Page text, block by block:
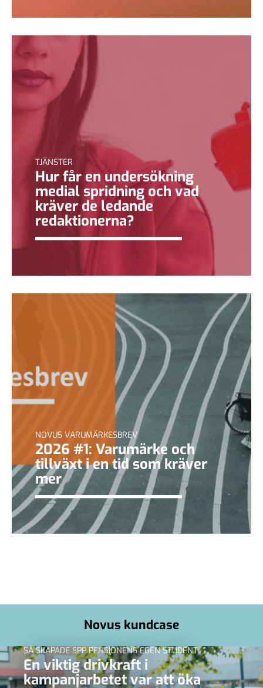
TJÄNSTER
Hur får en undersökning
medial spridning och vad
kräver de ledande
redaktionerna?
NOVUS VARUMÄRKESBREV
2026 #1: Varumärke och
tillväxt i en tid som kräver
mer
Novus kundcase
SÅ SKAPADE SPP PENSIONENS EGEN STUDENT
En viktig drivkraft i
kampanjarbetet var att öka